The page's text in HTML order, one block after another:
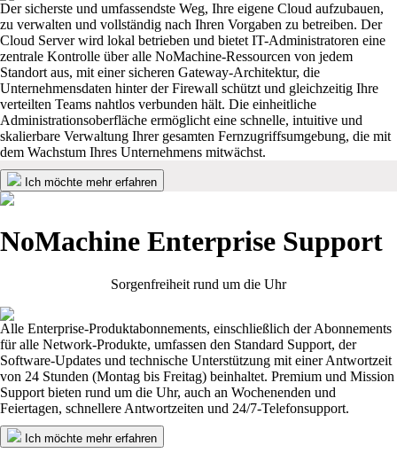
Der sicherste und umfassendste Weg, Ihre eigene Cloud aufzubauen,
zu verwalten und vollständig nach Ihren Vorgaben zu betreiben. Der
Cloud Server wird lokal betrieben und bietet IT-Administratoren eine
zentrale Kontrolle über alle NoMachine-Ressourcen von jedem
Standort aus, mit einer sicheren Gateway-Architektur, die
Unternehmensdaten hinter der Firewall schützt und gleichzeitig Ihre
verteilten Teams nahtlos verbunden hält. Die einheitliche
Administrationsoberfläche ermöglicht eine schnelle, intuitive und
skalierbare Verwaltung Ihrer gesamten Fernzugriffsumgebung, die mit
dem Wachstum Ihres Unternehmens mitwächst.
Ich möchte mehr erfahren
NoMachine Enterprise Support
Sorgenfreiheit rund um die Uhr
Alle Enterprise-Produktabonnements, einschließlich der Abonnements
für alle Network-Produkte, umfassen den Standard Support, der
Software-Updates und technische Unterstützung mit einer Antwortzeit
von 24 Stunden (Montag bis Freitag) beinhaltet. Premium und Mission
Support bieten rund um die Uhr, auch an Wochenenden und
Feiertagen, schnellere Antwortzeiten und 24/7-Telefonsupport.
Ich möchte mehr erfahren